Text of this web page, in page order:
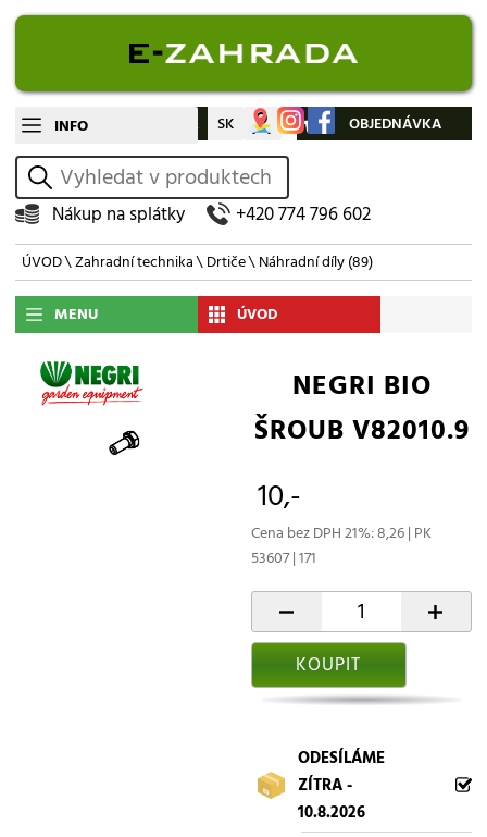
INFO CZ SK Můj účet OBJEDNÁVKA
vyhledat
Nákup na splátky +420 774 796 602
ÚVOD\Zahradní technika\Drtiče\Náhradní díly(89)
MENU ÚVOD
NEGRI BIO
ŠROUB V82010.9
10,-
Cena bez DPH 21%: 8,26 | PK
53607 | 171
- +
KOUPIT
ODESÍLÁME
ZÍTRA -
10.8.2026